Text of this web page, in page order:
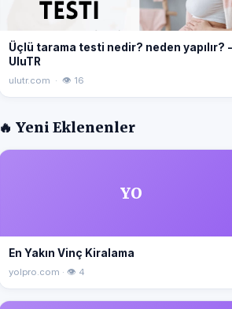
Üçlü tarama testi nedir? neden yapılır? -
UluTR
ulutr.com · 👁 16
🔥 Yeni Eklenenler
YO
En Yakın Vinç Kiralama
yolpro.com · 👁 4